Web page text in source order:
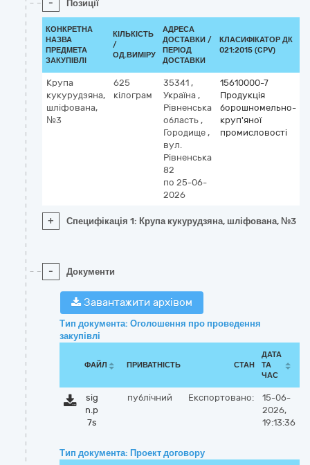
- Позиції
КОНКРЕТНА
НАЗВА
ПРЕДМЕТА
ЗАКУПІВЛІ
КІЛЬКІСТЬ
/
ОД.ВИМІРУ
АДРЕСА
ДОСТАВКИ /
ПЕРІОД
ДОСТАВКИ
КЛАСИФІКАТОР ДК
021:2015 (CPV)
Крупа
кукурудзяна,
шліфована,
№3
625
кілограм
35341 ,
Україна ,
Рівненська
область ,
Городище ,
вул.
Рівненська
82
по 25-06-
2026
15610000-7
Продукція
борошномельно-
круп'яної
промисловості
+ Специфікація 1: Крупа кукурудзяна, шліфована, №3
- Документи
Завантажити архівом
Тип документа: Оголошення про проведення
закупівлі
ФАЙЛ ПРИВАТНІСТЬ СТАН
ДАТА
ТА
ЧАС
sig
n.p
7s
публічний Експортовано:
15-06-
2026,
19:13:36
Тип документа: Проект договору